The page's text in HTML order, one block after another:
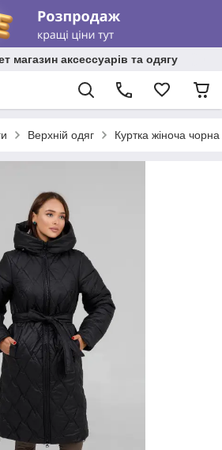
магазин аксессуарів та одягу
Верхній одяг Куртка жіноча